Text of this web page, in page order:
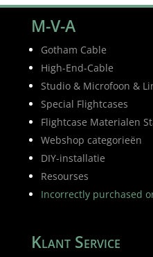
M-V-A
Gotham Cable
High-End-Cable
Studio & Microfoon &
Special Flightcases
Flightcase Materialen
Webshop categorieën
DIY-installatie
Resourses
Incorrectly purchased
Klant Service